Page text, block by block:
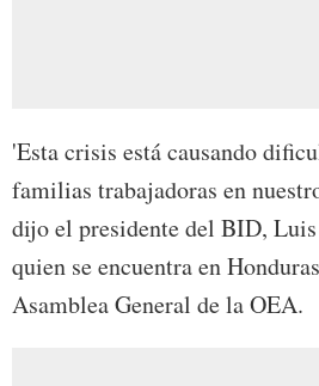
'Esta crisis está causando
familias trabajadoras en
dijo el presidente del BID,
quien se encuentra en
Asamblea General de la OEA.